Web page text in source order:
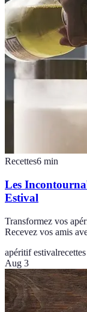
Recettes6 min
Les
Estival
Transformez vos
Recevez vos amis
apéritif estivalrecettes
Aug 3